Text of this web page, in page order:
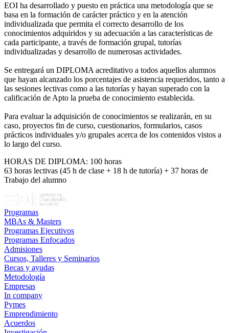
EOI ha desarrollado y puesto en práctica una metodología que se
basa en la formación de carácter práctico y en la atención
individualizada que permita el correcto desarrollo de los
conocimientos adquiridos y su adecuación a las características de
cada participante, a través de formación grupal, tutorías
individualizadas y desarrollo de numerosas actividades.
Se entregará un DIPLOMA acreditativo a todos aquellos alumnos
que hayan alcanzado los porcentajes de asistencia requeridos, tanto a
las sesiones lectivas como a las tutorías y hayan superado con la
calificación de Apto la prueba de conocimiento establecida.
Para evaluar la adquisición de conocimientos se realizarán, en su
caso, proyectos fin de curso, cuestionarios, formularios, casos
prácticos individuales y/o grupales acerca de los contenidos vistos a
lo largo del curso.
HORAS DE DIPLOMA: 100 horas
63 horas lectivas (45 h de clase + 18 h de tutoría) + 37 horas de
Trabajo del alumno
Programas
MBAs & Masters
Programas Ejecutivos
Programas Enfocados
Admisiones
Cursos, Talleres y Seminarios
Becas y ayudas
Metodología
Empresas
In company
Pymes
Emprendimiento
Acuerdos